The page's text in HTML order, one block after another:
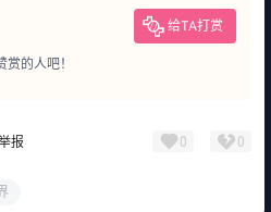
给TA打赏
的人吧！
报 0 0